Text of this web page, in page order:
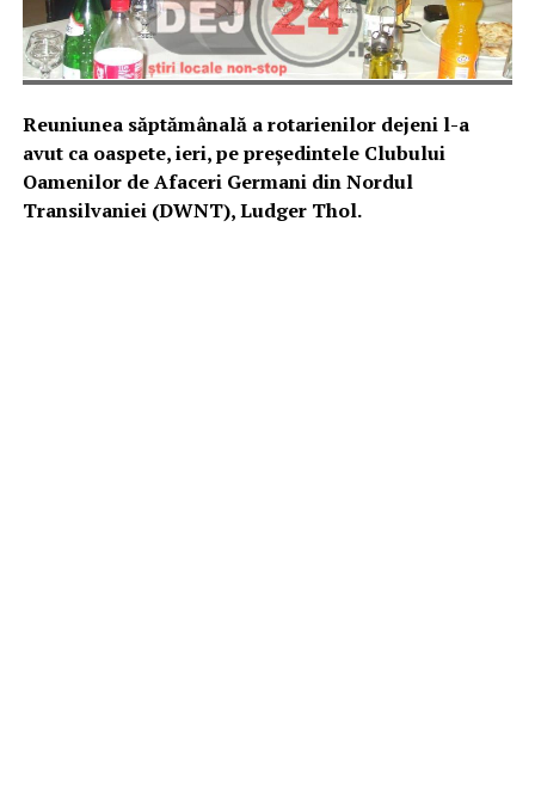
Reuniunea săptămânală a rotarienilor dejeni l-a
avut ca oaspete, ieri, pe preşedintele Clubului
Oamenilor de Afaceri Germani din Nordul
Transilvaniei (DWNT), Ludger Thol.